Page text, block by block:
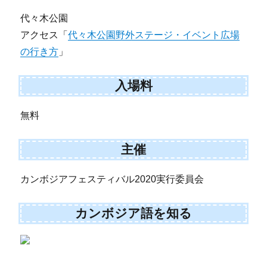
代々木公園
アクセス「代々木公園野外ステージ・イベント広場
の行き方 」
入場料
無料
主催
カンボジアフェスティバル2020実行委員会
カンボジア語を知る